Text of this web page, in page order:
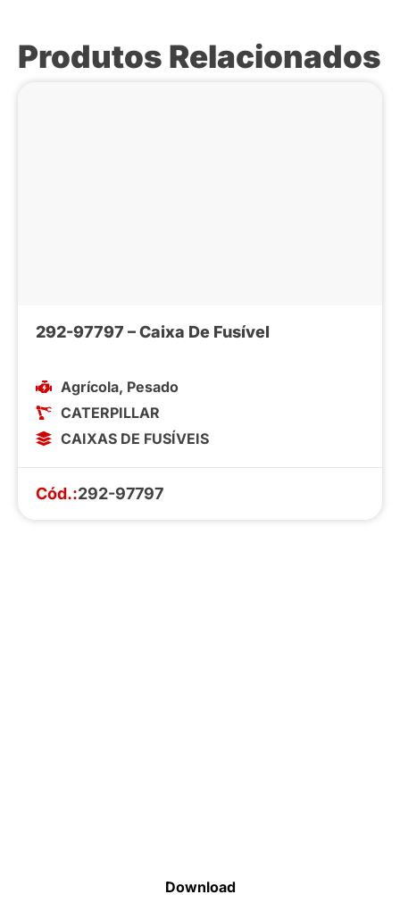
Produtos Relacionados
292-97797 – Caixa De Fusível
Agrícola, Pesado
CATERPILLAR
CAIXAS DE FUSÍVEIS
Cód.:292-97797
Download